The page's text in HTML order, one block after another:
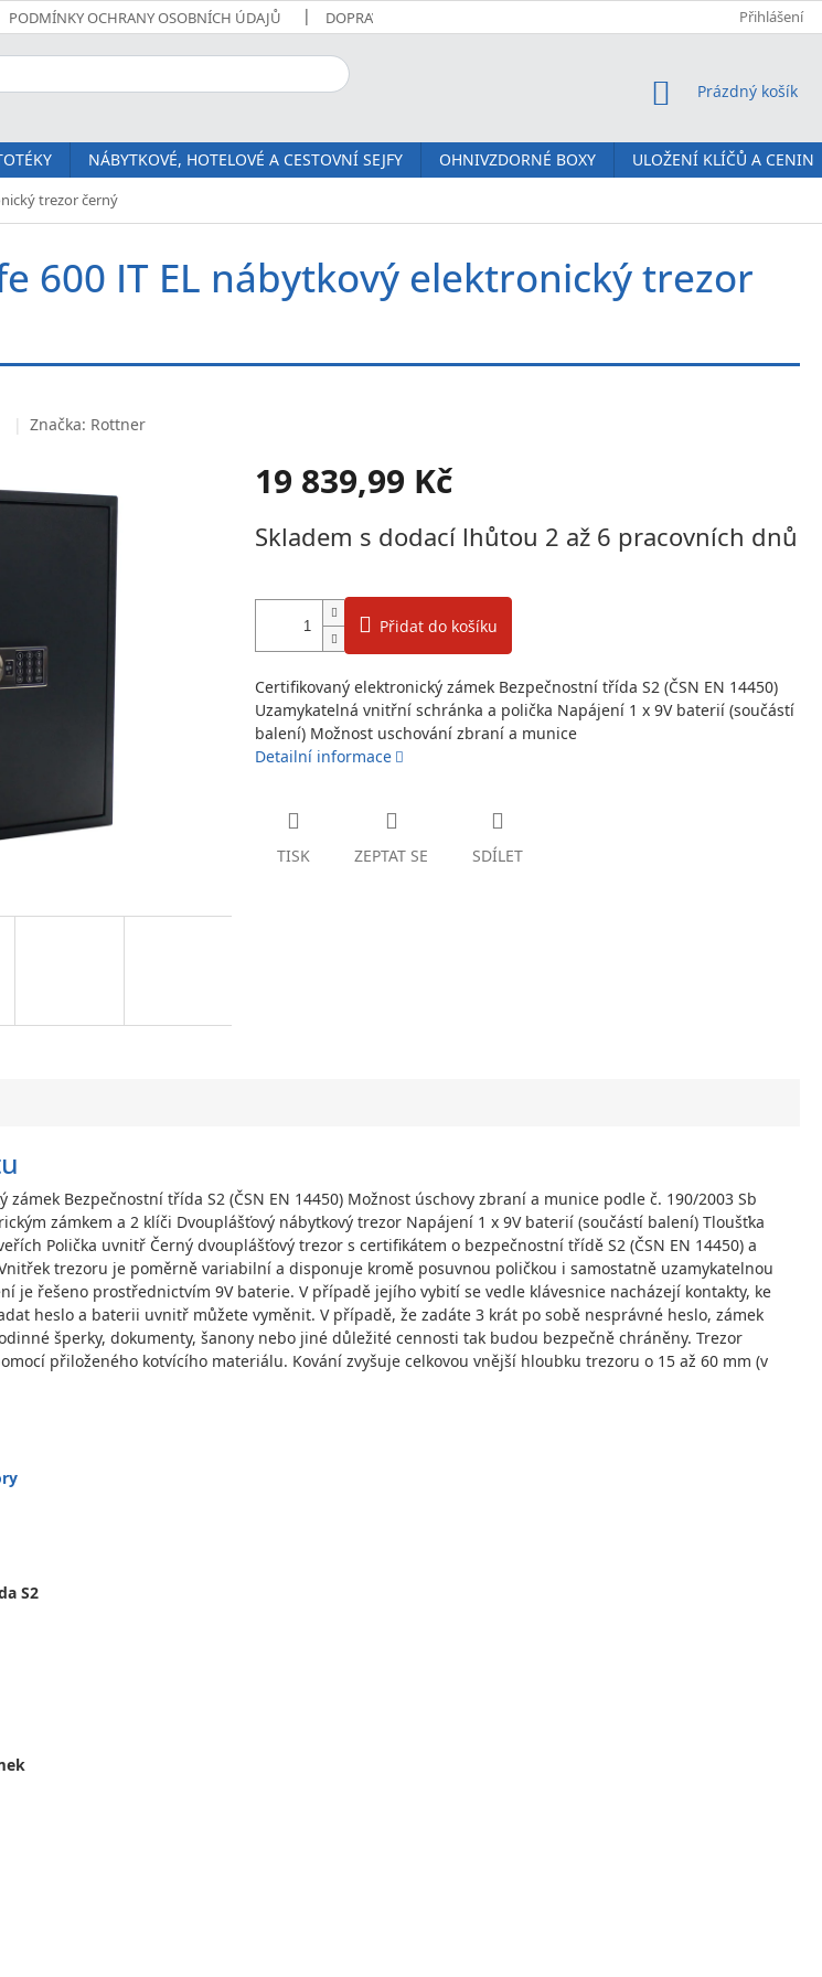
PODMÍNKY OCHRANY OSOBNÍCH ÚDAJŮ DOPRAVA A PLATBA O NÁS
Přihlášení
NÁKUPNÍ KOŠÍK
Prázdný košík
NÁBYTKOVÉ, HOTELOVÉ A CESTOVNÍ SEJFY OHNIVZDORNÉ BOXY
ULOŽENÍ KLÍČŮ A CENIN
trezor černý
600 IT EL nábytkový elektronický trezor
Značka: Rottner
19 839,99 Kč
cena:
Skladem s dodací lhůtou 2 až 6 pracovních dnů
Přidat do košíku
Certifikovaný elektronický zámek Bezpečnostní třída S2 (ČSN EN 14450)
Uzamykatelná vnitřní schránka a polička Napájení 1 x 9V baterií (součástí
balení) Možnost uschování zbraní a munice
Detailní informace
TISK ZEPTAT SE SDÍLET
Bezpečnostní třída S2 (ČSN EN 14450) Možnost úschovy zbraní a munice podle č. 190/2003 Sb
zámkem a 2 klíči Dvouplášťový nábytkový trezor Napájení 1 x 9V baterií (součástí balení) Tloušťka
Polička uvnitř Černý dvouplášťový trezor s certifikátem o bezpečnostní třídě S2 (ČSN EN 14450) a
trezoru je poměrně variabilní a disponuje kromě posuvnou poličkou i samostatně uzamykatelnou
je řešeno prostřednictvím 9V baterie. V případě jejího vybití se vedle klávesnice nacházejí kontakty, ke
heslo a baterii uvnitř můžete vyměnit. V případě, že zadáte 3 krát po sobě nesprávné heslo, zámek
šperky, dokumenty, šanony nebo jiné důležité cennosti tak budou bezpečně chráněny. Trezor
přiloženého kotvícího materiálu. Kování zvyšuje celkovou vnější hloubku trezoru o 15 až 60 mm (v
S2